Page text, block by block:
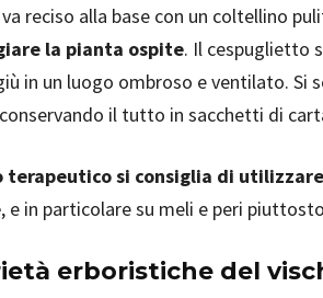
reciso alla base con un coltellino
la pianta ospite. Il cespuglietto
in un luogo ombroso e ventilato. Si
il tutto in sacchetti di
terapeutico si consiglia di
, e in particolare su meli e peri
erboristiche del